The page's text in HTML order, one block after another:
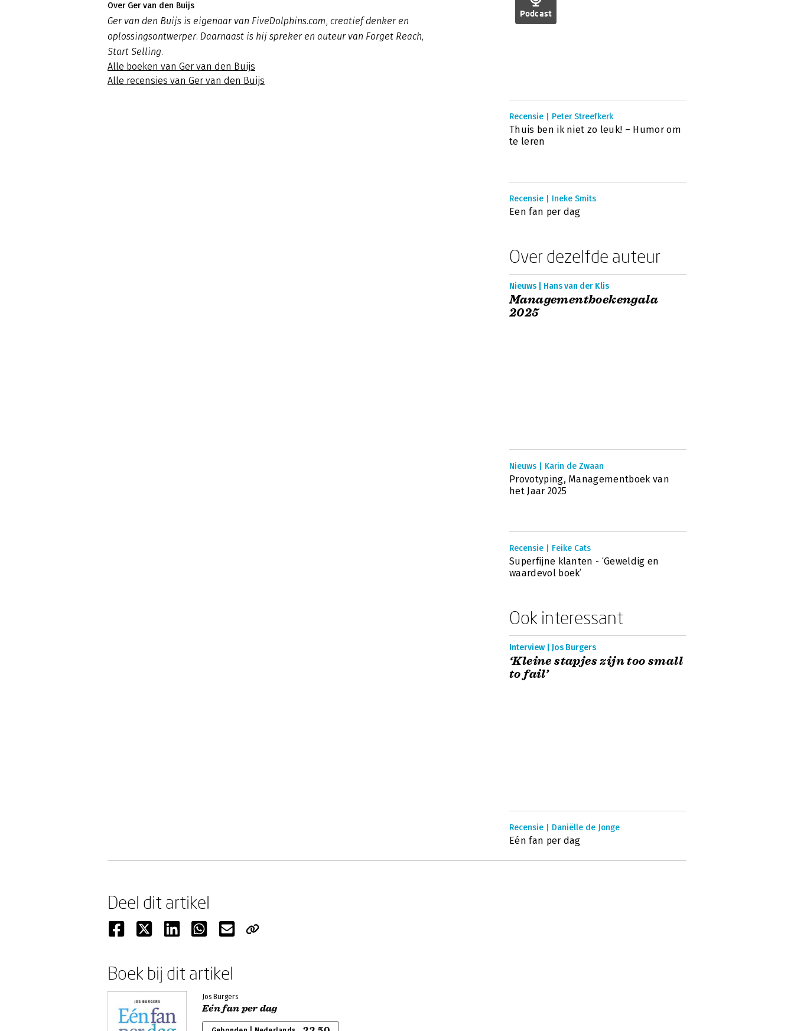
Over Ger van den Buijs
Ger van den Buijs is eigenaar van FiveDolphins.com, creatief denker en
oplossingsontwerper. Daarnaast is hij spreker en auteur van Forget Reach,
Start Selling.
Alle boeken van Ger van den Buijs
Alle recensies van Ger van den Buijs
Podcast
Recensie | Peter Streefkerk
Thuis ben ik niet zo leuk! – Humor om
te leren
Recensie | Ineke Smits
Een fan per dag
Over dezelfde auteur
Nieuws | Hans van der Klis
Managementboekengala
2025
Nieuws | Karin de Zwaan
Provotyping, Managementboek van
het Jaar 2025
Recensie | Feike Cats
Superfijne klanten - ‘Geweldig en
waardevol boek’
Ook interessant
Interview | Jos Burgers
‘Kleine stapjes zijn too small
to fail’
Recensie | Daniëlle de Jonge
Eén fan per dag
Deel dit artikel
Boek bij dit artikel
Jos Burgers
Eén fan per dag